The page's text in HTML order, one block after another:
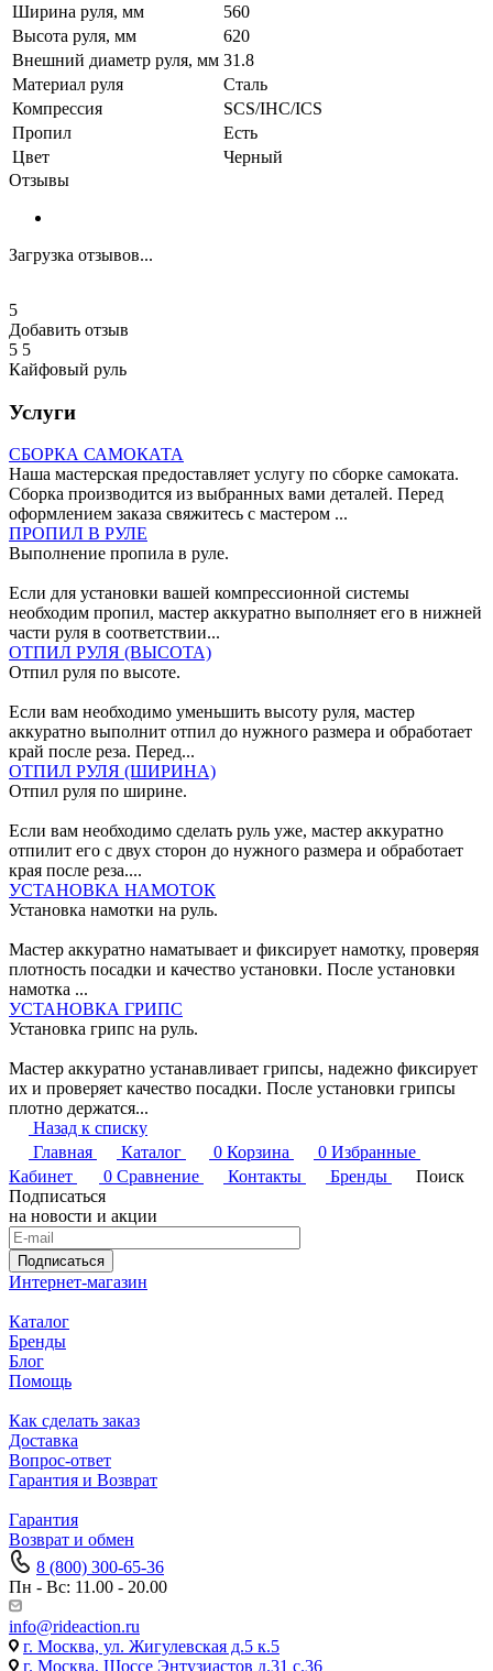
Ширина руля, мм
560
Высота руля, мм
620
Внешний диаметр руля, мм 31.8
Материал руля
Сталь
Компрессия
SCS/IHC/ICS
Пропил
Есть
Цвет
Черный
Отзывы
Загрузка отзывов...
5
Добавить отзыв
5 5
Кайфовый руль
Услуги
СБОРКА САМОКАТА
Наша мастерская предоставляет услугу по сборке самоката.
Сборка производится из выбранных вами деталей. Перед
оформлением заказа свяжитесь с мастером ...
ПРОПИЛ В РУЛЕ
Выполнение пропила в руле.
Если для установки вашей компрессионной системы
необходим пропил, мастер аккуратно выполняет его в нижней
части руля в соответствии...
ОТПИЛ РУЛЯ (ВЫСОТА)
Отпил руля по высоте.
Если вам необходимо уменьшить высоту руля, мастер
аккуратно выполнит отпил до нужного размера и обработает
край после реза. Перед...
ОТПИЛ РУЛЯ (ШИРИНА)
Отпил руля по ширине.
Если вам необходимо сделать руль уже, мастер аккуратно
отпилит его с двух сторон до нужного размера и обработает
края после реза....
УСТАНОВКА НАМОТОК
Установка намотки на руль.
Мастер аккуратно наматывает и фиксирует намотку, проверяя
плотность посадки и качество установки. После установки
намотка ...
УСТАНОВКА ГРИПС
Установка грипс на руль.
Мастер аккуратно устанавливает грипсы, надежно фиксирует
их и проверяет качество посадки. После установки грипсы
плотно держатся...
Назад к списку
Главная
Каталог 0 Корзина 0 Избранные
Кабинет
0 Сравнение Контакты Бренды
Поиск
Подписаться
на новости и акции
Подписаться
Интернет-магазин
Каталог
Бренды
Блог
Помощь
Как сделать заказ
Доставка
Вопрос-ответ
Гарантия и Возврат
Гарантия
Возврат и обмен
8 (800) 300-65-36
Пн - Вс: 11.00 - 20.00
info@rideaction.ru
г. Москва, ул. Жигулевская д.5 к.5
г. Москва, Шоссе Энтузиастов д.31 с.36